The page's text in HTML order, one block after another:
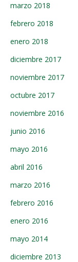
marzo 2018
febrero 2018
enero 2018
diciembre 2017
noviembre 2017
octubre 2017
noviembre 2016
junio 2016
mayo 2016
abril 2016
marzo 2016
febrero 2016
enero 2016
mayo 2014
diciembre 2013